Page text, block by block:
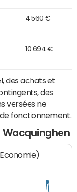
4 560 €
10 694 €
des achats et
des
versées ne
fonctionnement.
Wacquinghen